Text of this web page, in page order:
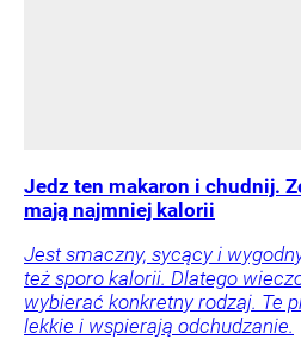
Jedz ten makaron i chudnij.
mają najmniej kalorii
Jest smaczny, sycący i
też sporo kalorii. Dlatego
wybierać konkretny rodzaj. Te
lekkie i wspierają odchudzanie.